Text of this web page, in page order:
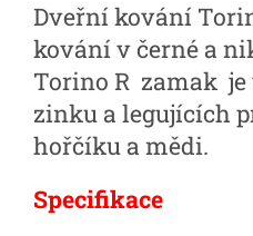
Dveřní kování
kování v černé a
Torino R zamak
zinku a legujících
hořčíku a mědi.
Specifikace